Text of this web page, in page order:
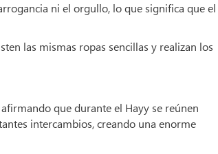
ni el orgullo, lo que significa que el
las mismas ropas sencillas y realizan los
que durante el Hayy se reúnen
intercambios, creando una enorme